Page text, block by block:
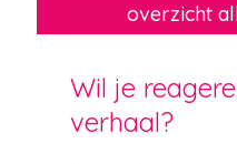
overzicht
Wil je
verhaal?